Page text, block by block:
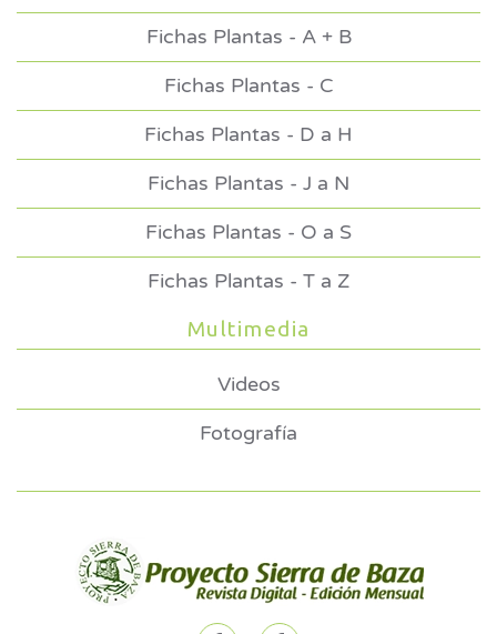
Fichas Plantas - A + B
Fichas Plantas - C
Fichas Plantas - D a H
Fichas Plantas - J a N
Fichas Plantas - O a S
Fichas Plantas - T a Z
Multimedia
Videos
Fotografía